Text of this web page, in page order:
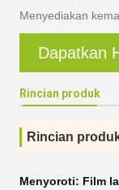
Menyediakan
Dapatkan
Rincian produk
Rincian
Menyoroti: Film